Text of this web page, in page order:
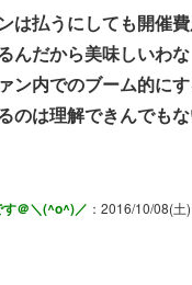
は払うにしても開催
んだから美味しいわな
ン内でのブーム的に
のは理解できんでも
＠＼(^o^)／ ：2016/10/08(